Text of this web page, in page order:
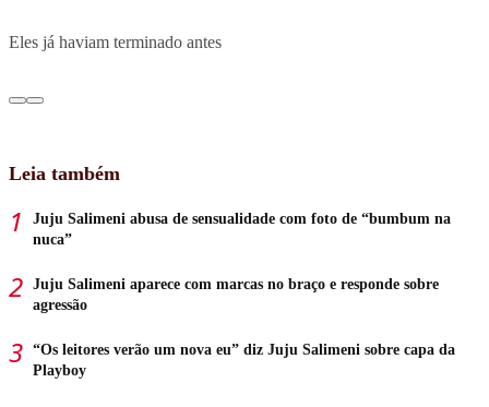
Eles já haviam terminado antes
Leia também
Juju Salimeni abusa de sensualidade com foto de “bumbum na
nuca”
Juju Salimeni aparece com marcas no braço e responde sobre
agressão
“Os leitores verão um nova eu” diz Juju Salimeni sobre capa da
Playboy